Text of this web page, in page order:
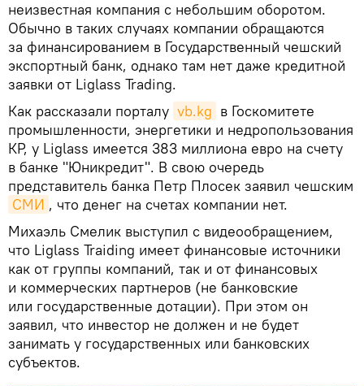
неизвестная компания с небольшим оборотом.
Обычно в таких случаях компании обращаются
за финансированием в Государственный чешский
экспортный банк, однако там нет даже кредитной
заявки от Liglass Trading.
Как рассказали порталу vb.kg в Госкомитете
промышленности, энергетики и недропользования
КР, у Liglass имеется 383 миллиона евро на счету
в банке "Юникредит". В свою очередь
представитель банка Петр Плосек заявил чешским
СМИ , что денег на счетах компании нет.
Михаэль Смелик выступил с видеообращением,
что Liglass Traiding имеет финансовые источники
как от группы компаний, так и от финансовых
и коммерческих партнеров (не банковские
или государственные дотации). При этом он
заявил, что инвестор не должен и не будет
занимать у государственных или банковских
субъектов.